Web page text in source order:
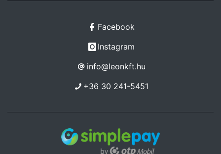
Facebook
Instagram
info@leonkft.hu
+36 30 241-5451